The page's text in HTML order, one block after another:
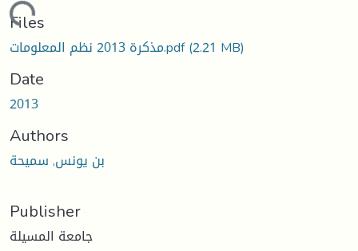
Loading...
Files
مذكرة 2013 نظم المعلومات.pdf(2.21 MB)
Date
2013
Authors
بن يونس, سميحة
Publisher
جامعة المسيلة